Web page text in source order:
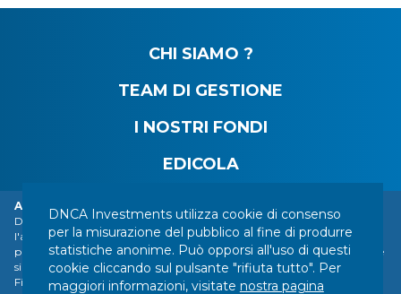
Allarme: furto d'identità della DNCA Finance.
DNCA Finance, un'affiliata di Natixis Investment Managers, richiama
l'attenzione del pubblico sull'impersonificazione di DNCA Finance da
parte di varie persone o società con sede all'estero, tra cui una società che
si presenta come una società di servizi finanziari chiamata "Influx
Finance". Queste persone e società fanno fraudolentemente riferimento
CHI SIAMO ?
TEAM DI GESTIONE
I NOSTRI FONDI
EDICOLA
CONTATTI MENZIONI LEGALI
INFORMAZIONI LEGALI
I VOSTRI DATI PERSONALI
MAPPA DEL SITO
GESTIONE DEI COOKIE
DNCA Investments utilizza cookie di consenso
per la misurazione del pubblico al fine di produrre
statistiche anonime. Può opporsi all'uso di questi
cookie cliccando sul pulsante "rifiuta tutto". Per
maggiori informazioni, visitate nostra pagina